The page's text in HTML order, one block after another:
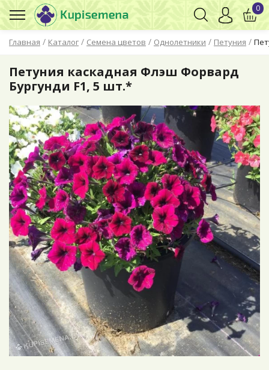
Главная / Каталог / Семена цветов / Однолетники / Петуния /
0
Петуния каскадная Флэш Форвард
Бургунди F1, 5 шт.*